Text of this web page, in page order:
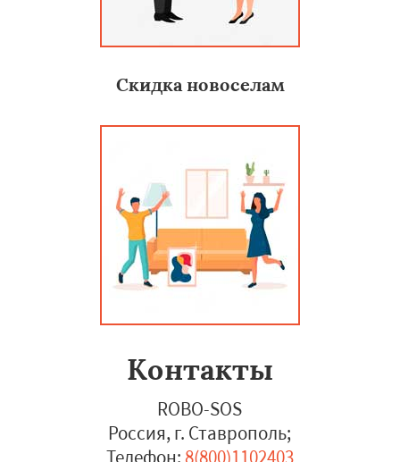
Скидка новоселам
Контакты
ROBO-SOS
Россия, г. Ставрополь;
Телефон: 8(800)1102403